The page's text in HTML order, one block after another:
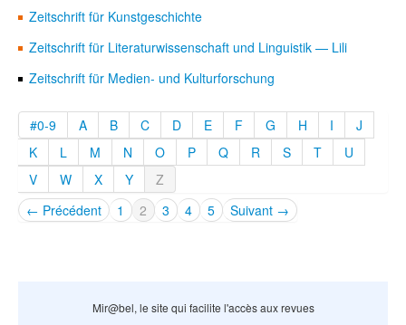
Zeitschrift für Kunstgeschichte
Zeitschrift für Literaturwissenschaft und Linguistik — Lili
Zeitschrift für Medien- und Kulturforschung
#0-9 A B C D E F G H I
J
K
L M N O P Q R S T
U
V
W X Y
Z
← Précédent
1 2 3 4 5 Suivant →
Mir@bel, le site qui facilite l'accès aux revues